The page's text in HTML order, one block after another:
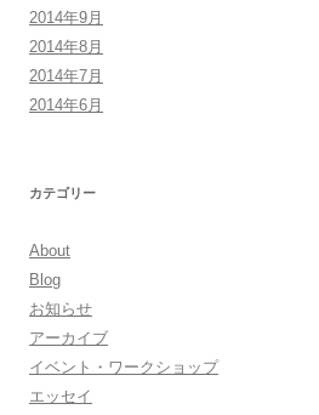
2014年9月
2014年8月
2014年7月
2014年6月
カテゴリー
About
Blog
お知らせ
アーカイブ
イベント・ワークショップ
エッセイ